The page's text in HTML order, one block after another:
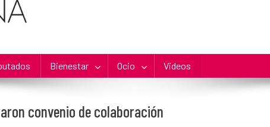
Bienestar Ocio Videos
convenio de colaboración